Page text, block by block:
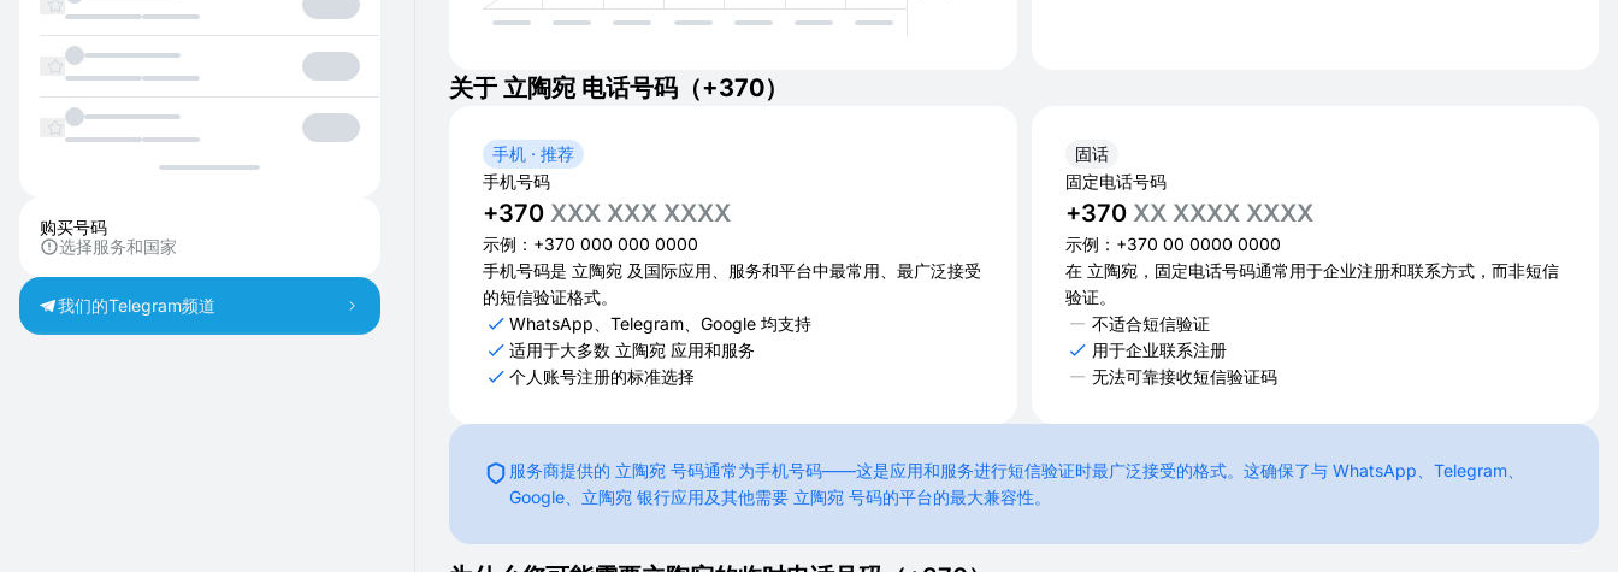
购买号码
选择服务和国家
我们的Telegram频道
关于 立陶宛 电话号码（+370）
手机 · 推荐
手机号码
+370 XXX XXX XXXX
示例：+370 000 000 0000
手机号码是 立陶宛 及国际应用、服务和平台中最常用、最广泛接受
的短信验证格式。
WhatsApp、Telegram、Google 均支持
适用于大多数 立陶宛 应用和服务
个人账号注册的标准选择
固话
固定电话号码
+370 XX XXXX XXXX
示例：+370 00 0000 0000
在 立陶宛，固定电话号码通常用于企业注册和联系方式，而非短信
验证。
不适合短信验证
用于企业联系注册
无法可靠接收短信验证码
服务商提供的 立陶宛 号码通常为手机号码——这是应用和服务进行短信验证时最广泛接受的格式。这确保了与 WhatsApp、Telegram、
Google、立陶宛 银行应用及其他需要 立陶宛 号码的平台的最大兼容性。